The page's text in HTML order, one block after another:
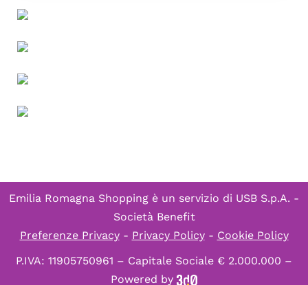
Emilia Romagna Shopping è un servizio di USB S.p.A. -
Società Benefit
Preferenze Privacy- Privacy Policy- Cookie Policy
P.IVA: 11905750961 – Capitale Sociale € 2.000.000 –
Powered by